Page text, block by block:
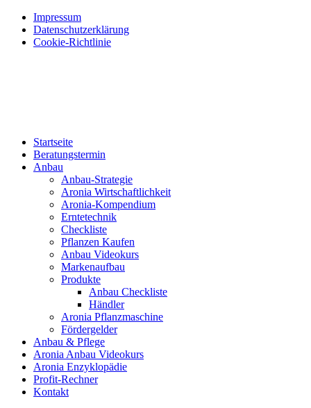
Impressum
Datenschutzerklärung
Cookie-Richtlinie
Startseite
Beratungstermin
Anbau
Anbau-Strategie
Aronia Wirtschaftlichkeit
Aronia-Kompendium
Erntetechnik
Checkliste
Pflanzen Kaufen
Anbau Videokurs
Markenaufbau
Produkte
Anbau Checkliste
Händler
Aronia Pflanzmaschine
Fördergelder
Anbau & Pflege
Aronia Anbau Videokurs
Aronia Enzyklopädie
Profit-Rechner
Kontakt